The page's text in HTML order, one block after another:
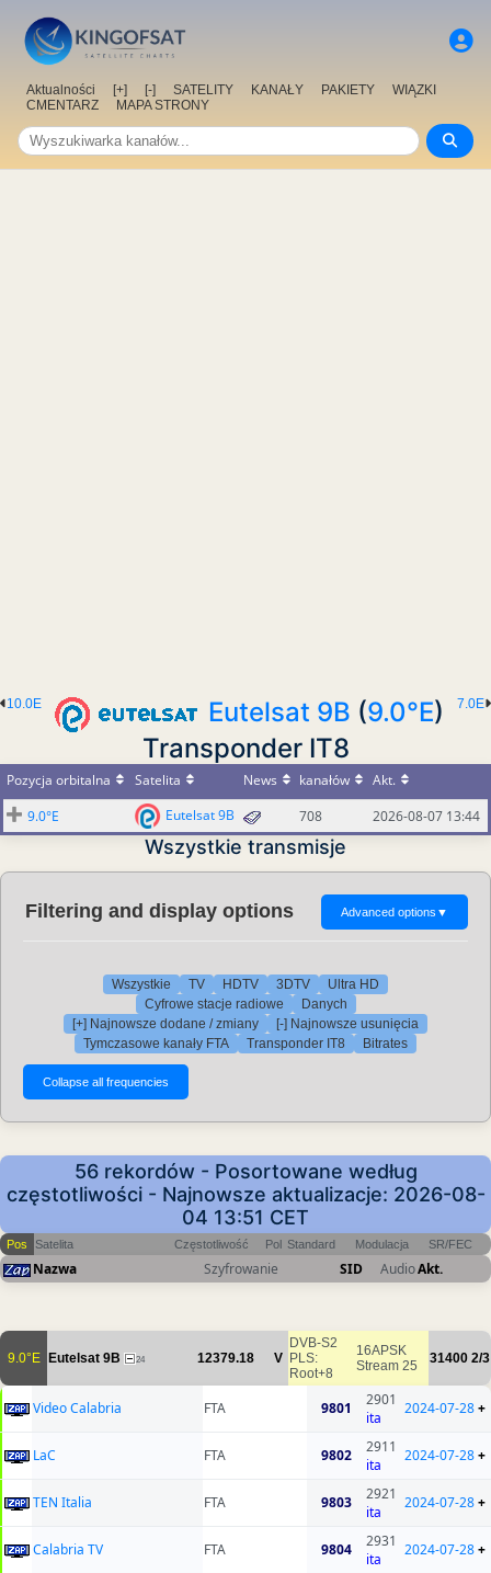
Aktualności [+] [-] SATELITY KANAŁY PAKIETY
WIĄZKI
CMENTARZ
MAPA STRONY
7.0E
10.0E Eutelsat 9B (9.0°E)
Transponder IT8
Pozycja orbitalna Satelita News kanałów
Akt.
9.0°E
Eutelsat 9B 708 2026-08-07 13:44
Wszystkie transmisje
Filtering and display options Advanced options ▼
Wszystkie TV HDTV 3DTV
Ultra HD
Cyfrowe stacje radiowe
Danych
[+] Najnowsze dodane / zmiany
[-] Najnowsze usunięcia
Tymczasowe kanały FTA
Transponder IT8 Bitrates
56 rekordów - Posortowane według
częstotliwości - Najnowsze aktualizacje: 2026-08-
04 13:51 CET
Pos Satelita Częstotliwość Pol Standard Modulacja SR/FEC
Nazwa Szyfrowanie SID AudioAkt.
9.0°E Eutelsat 9B 24 12379.18 V
DVB-S2
PLS:
Root+8
16APSK
Stream 25
31400 2/3
Video Calabria FTA 9801
2901
ita
2024-07-28+
LaC FTA 9802
2911
ita
2024-07-28+
TEN Italia FTA 9803
2921
ita
2024-07-28+
Calabria TV FTA 9804
2931
ita
2024-07-28+